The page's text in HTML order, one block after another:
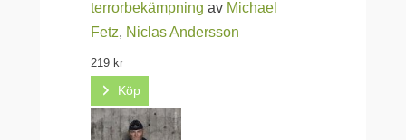
terrorbekämpning av Michael
Fetz, Niclas Andersson
219 kr
Köp